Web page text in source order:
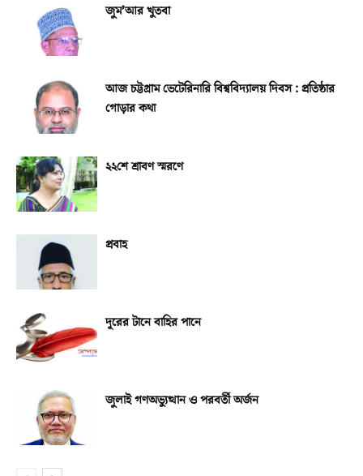
জুম’আর খুতবা
আজ চট্টগ্রাম ভেটেরিনারি বিশ্ববিদ্যালয় দিবস : প্রতিষ্ঠার
গোড়ার কথা
২২শে শ্রাবণ স্মরণে
প্রবাহ
দূরের টানে বাহির পানে
জুলাই গণঅভ্যুত্থান ও পরবর্তী অর্জন